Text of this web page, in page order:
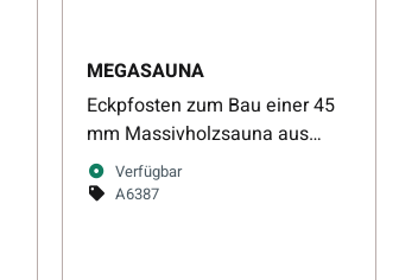
MEGASAUNA
Eckpfosten zum Bau einer 45
mm Massivholzsauna aus
FichteVerfügbar
A6387